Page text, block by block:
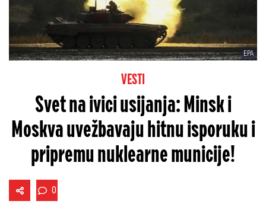
EPA
VESTI
Svet na ivici usijanja: Minsk i
Moskva uvežbavaju hitnu isporuku i
pripremu nuklearne municije!
0